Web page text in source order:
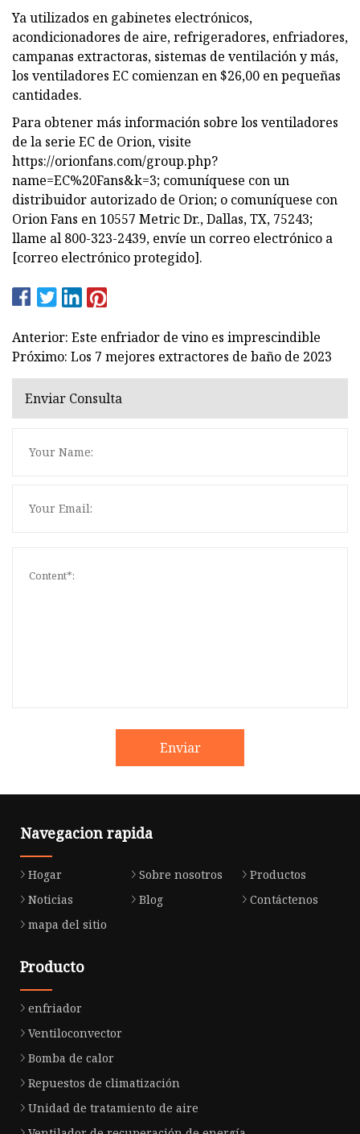
Ya utilizados en gabinetes electrónicos,
acondicionadores de aire, refrigeradores, enfriadores,
campanas extractoras, sistemas de ventilación y más,
los ventiladores EC comienzan en $26,00 en pequeñas
cantidades.
Para obtener más información sobre los ventiladores
de la serie EC de Orion, visite
https://orionfans.com/group.php?
name=EC%20Fans&k=3; comuníquese con un
distribuidor autorizado de Orion; o comuníquese con
Orion Fans en 10557 Metric Dr., Dallas, TX, 75243;
llame al 800-323-2439, envíe un correo electrónico a
[correo electrónico protegido].
Anterior: Este enfriador de vino es imprescindible
Próximo: Los 7 mejores extractores de baño de 2023
Enviar Consulta
Enviar
Navegacion rapida
Hogar Sobre nosotros
Productos
Noticias
Blog
Contáctenos
mapa del sitio
Producto
enfriador
Ventiloconvector
Bomba de calor
Repuestos de climatización
Unidad de tratamiento de aire